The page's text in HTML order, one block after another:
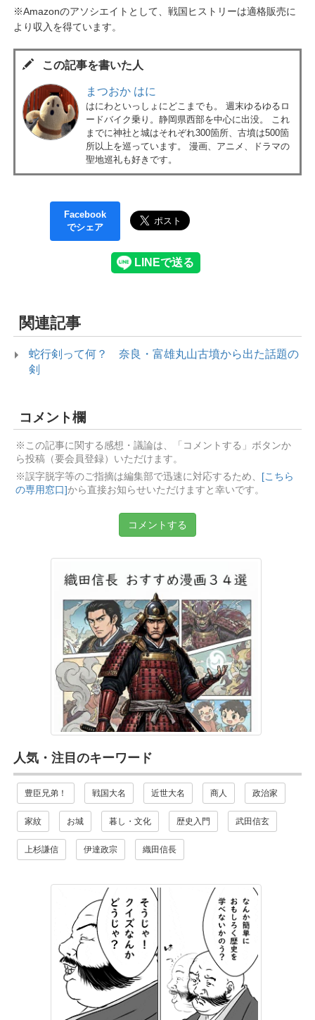
※Amazonのアソシエイトとして、戦国ヒストリーは適格販売に
より収入を得ています。
この記事を書いた人
まつおか はに
はにわといっしょにどこまでも。 週末ゆるゆるロ
ードバイク乗り。静岡県西部を中心に出没。 これ
までに神社と城はそれぞれ300箇所、古墳は500箇
所以上を巡っています。 漫画、アニメ、ドラマの
聖地巡礼も好きです。
Facebook
でシェア
関連記事
蛇行剣って何？ 奈良・富雄丸山古墳から出た話題の
剣
コメント欄
※この記事に関する感想・議論は、「コメントする」ボタンか
ら投稿（要会員登録）いただけます。
※誤字脱字等のご指摘は編集部で迅速に対応するため、
[こちら
の専用窓口]から直接お知らせいただけますと幸いです。
コメントする
人気・注目のキーワード
豊臣兄弟！ 戦国大名 近世大名 商人 政治家
家紋 お城 暮し・文化 歴史入門 武田信玄
上杉謙信 伊達政宗 織田信長